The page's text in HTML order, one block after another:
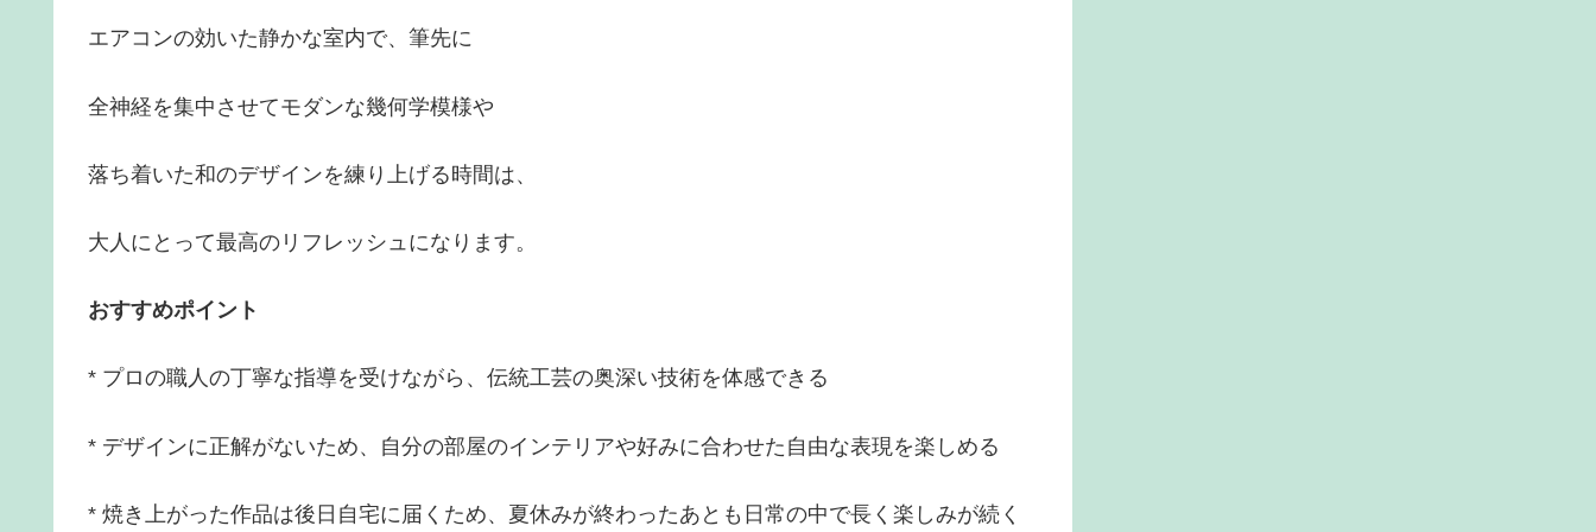
エアコンの効いた静かな室内で、筆先に
全神経を集中させてモダンな幾何学模様や
落ち着いた和のデザインを練り上げる時間は、
大人にとって最高のリフレッシュになります。
おすすめポイント
* プロの職人の丁寧な指導を受けながら、伝統工芸の奥深い技術を体感できる
* デザインに正解がないため、自分の部屋のインテリアや好みに合わせた自由な表現を楽しめる
* 焼き上がった作品は後日自宅に届くため、夏休みが終わったあとも日常の中で長く楽しみが続く